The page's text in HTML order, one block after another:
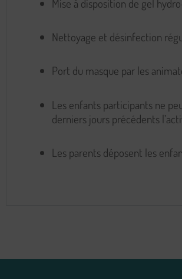
Mise à disposition de gel
Nettoyage et désinfection
Port du masque par les
Les enfants participants ne
derniers jours précédents
Les parents déposent les